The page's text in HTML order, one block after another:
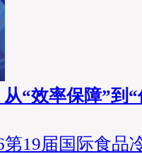
“效率保障”到
第19届国际食品